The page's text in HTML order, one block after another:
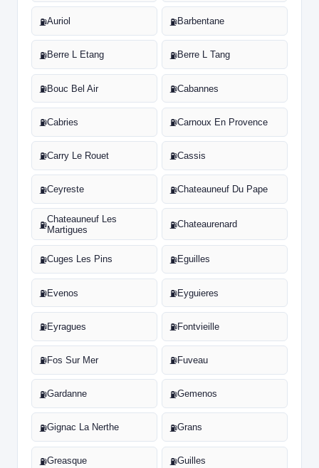
⛽Auriol ⛽Barbentane
⛽Berre L Etang ⛽Berre L Tang
⛽Bouc Bel Air ⛽Cabannes
⛽Cabries ⛽Carnoux En Provence
⛽Carry Le Rouet ⛽Cassis
⛽Ceyreste ⛽Chateauneuf Du Pape
⛽
Chateauneuf Les
Martigues
⛽Chateaurenard
⛽Cuges Les Pins ⛽Eguilles
⛽Evenos ⛽Eyguieres
⛽Eyragues ⛽Fontvieille
⛽Fos Sur Mer ⛽Fuveau
⛽Gardanne ⛽Gemenos
⛽Gignac La Nerthe ⛽Grans
⛽Greasque ⛽Guilles